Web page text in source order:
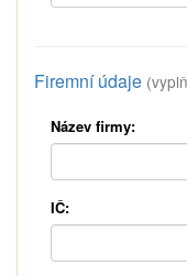
Firemní údaje
Název firmy:
IČ: